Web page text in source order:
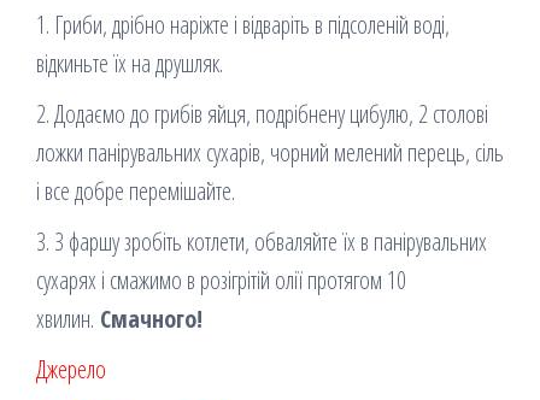
1. Гриби, дрібно наріжте і відваріть в підсоленій воді,
відкиньте їх на друшляк.
2. Додаємо до грибів яйця, подрібнену цибулю, 2 столові
ложки панірувальних сухарів, чорний мелений перець, сіль
і все добре перемішайте.
3. З фаршу зробіть котлети, обваляйте їх в панірувальних
сухарях і смажимо в розігрітій олії протягом 10
хвилин. Смачного!
Джерело